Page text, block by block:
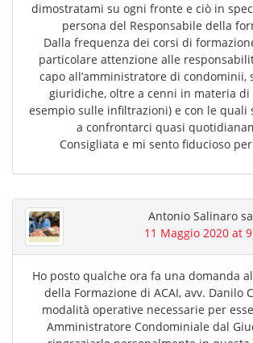
dimostratami su ogni fronte e ciò in
persona del Responsabile della
Dalla frequenza dei corsi di
particolare attenzione alle
capo all’amministratore di condominii,
giuridiche, oltre a cenni in materia di
esempio sulle infiltrazioni) e con le quali
a confrontarci quasi
Consigliata e mi sento fiducioso
Antonio Salinaro
11 Maggio 2020 at
Ho posto qualche ora fa una domanda
della Formazione di ACAI, avv. Danilo
modalità operative necessarie per
Amministratore Condominiale dal